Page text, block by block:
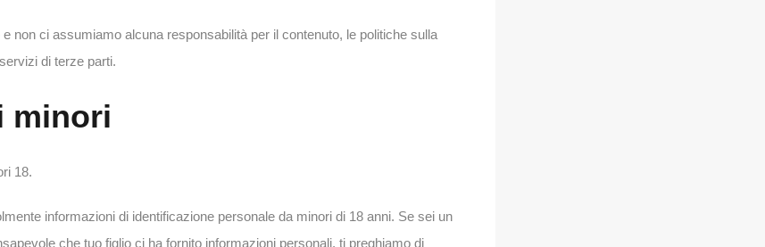
non ci assumiamo alcuna responsabilità per il contenuto, le politiche sulla
di terze parti.
minori
18.
informazioni di identificazione personale da minori di 18 anni. Se sei un
che tuo figlio ci ha fornito informazioni personali, ti preghiamo di